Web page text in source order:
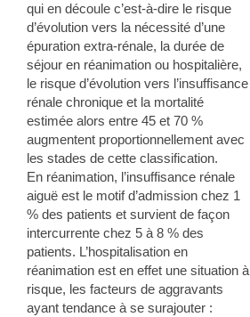
qui en découle c’est-à-dire le risque
d’évolution vers la nécessité d’une
épuration extra-rénale, la durée de
séjour en réanimation ou hospitalière,
le risque d’évolution vers l’insuffisance
rénale chronique et la mortalité
estimée alors entre 45 et 70 %
augmentent proportionnellement avec
les stades de cette classification.
En réanimation, l’insuffisance rénale
aiguë est le motif d’admission chez 1
% des patients et survient de façon
intercurrente chez 5 à 8 % des
patients. L’hospitalisation en
réanimation est en effet une situation à
risque, les facteurs de aggravants
ayant tendance à se surajouter :